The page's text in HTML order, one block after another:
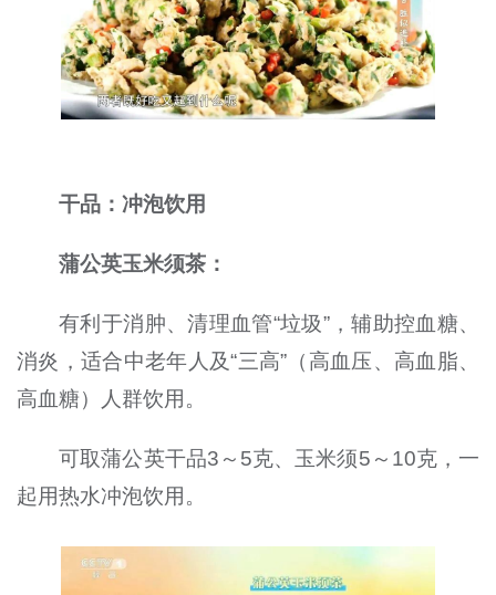
干品：冲泡饮用
蒲公英玉米须茶：
有利于消肿、清理血管“垃圾”，辅助控血糖、
消炎，适合中老年人及“三高”（高血压、高血脂、
高血糖）人群饮用。
可取蒲公英干品3～5克、玉米须5～10克，一
起用热水冲泡饮用。